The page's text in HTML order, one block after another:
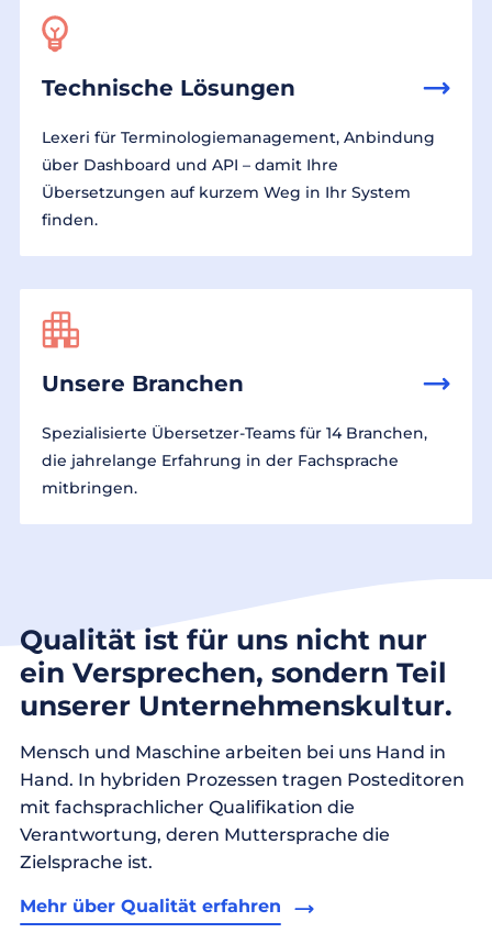
Technische Lösungen
Lexeri für Terminologiemanagement, Anbindung
über Dashboard und API – damit Ihre
Übersetzungen auf kurzem Weg in Ihr System
finden.
Unsere Branchen
Spezialisierte Übersetzer-Teams für 14 Branchen,
die jahrelange Erfahrung in der Fachsprache
mitbringen.
Qualität ist für uns nicht nur
ein Versprechen, sondern Teil
unserer Unternehmenskultur.
Mensch und Maschine arbeiten bei uns Hand in
Hand. In hybriden Prozessen tragen Posteditoren
mit fachsprachlicher Qualifikation die
Verantwortung, deren Muttersprache die
Zielsprache ist.
Mehr über Qualität erfahren